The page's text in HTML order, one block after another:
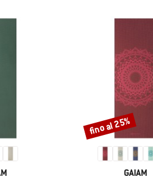
MARCHIO
GAIAM
Sconto
fino al 25%